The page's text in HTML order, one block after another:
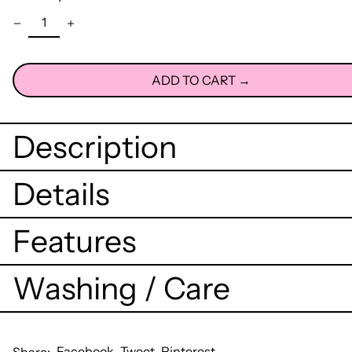
ADD TO CART →
Description
Details
Features
Washing / Care